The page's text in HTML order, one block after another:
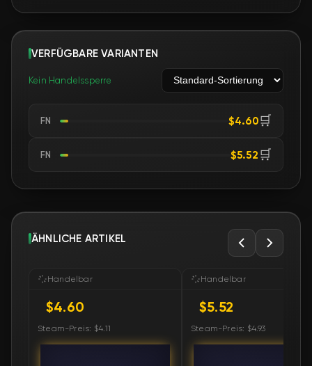
VERFÜGBARE VARIANTEN
Kein Handelssperre
FN $4.60🛒
FN $5.52 🛒
ÄHNLICHE ARTIKEL
Handelbar
$4.60
Steam-Preis: $4.11
Handelbar
$5.52
Steam-Preis: $4.93